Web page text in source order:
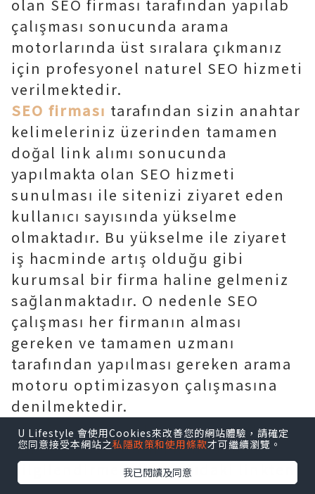
olan SEO firması tarafından yapılab
çalışması sonucunda arama
motorlarında üst sıralara çıkmanız
için profesyonel naturel SEO hizmeti
verilmektedir.
SEO firması tarafından sizin anahtar
kelimeleriniz üzerinden tamamen
doğal link alımı sonucunda
yapılmakta olan SEO hizmeti
sunulması ile sitenizi ziyaret eden
kullanıcı sayısında yükselme
olmaktadır. Bu yükselme ile ziyaret
iş hacminde artış olduğu gibi
kurumsal bir firma haline gelmeniz
sağlanmaktadır. O nedenle SEO
çalışması her firmanın alması
gereken ve tamamen uzmanı
tarafından yapılması gereken arama
motoru optimizasyon çalışmasına
denilmektedir.
SEO firması hakkında detaylı bilgi
almak ve SEO terimi konusunda
bilgilendirme için aşağıdaki linkten
U Lifestyle 會使用Cookies來改善您的網站體驗，請確定
您同意接受本網站之私隱政策和使用條款才可繼續瀏覽。
我已閱讀及同意